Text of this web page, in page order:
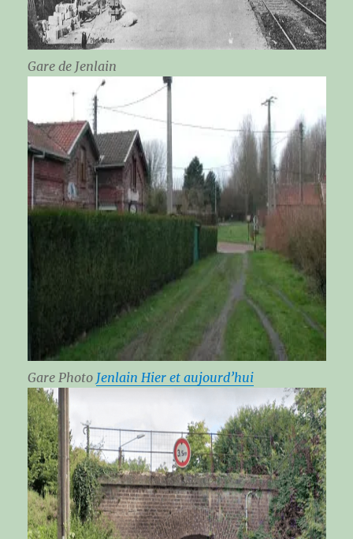
Gare de Jenlain
Gare Photo Jenlain Hier et aujourd’hui